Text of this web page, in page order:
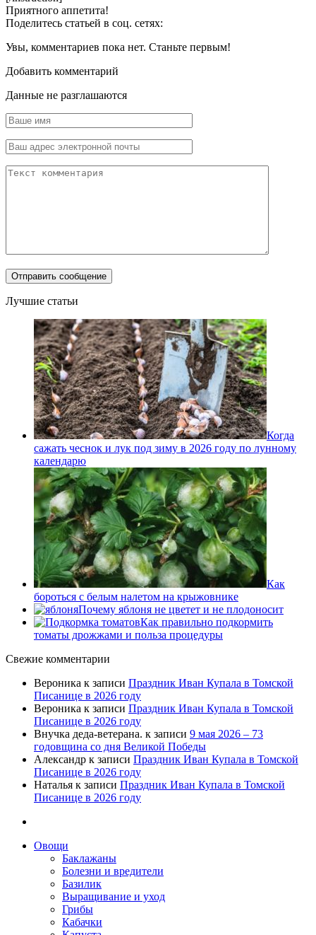
Приятного аппетита!
Поделитесь статьей в соц. сетях:
Увы, комментариев пока нет. Станьте первым!
Добавить комментарий
Данные не разглашаются
Лучшие статьи
Когда
сажать чеснок и лук под зиму в 2026 году по лунному
календарю
Как
бороться с белым налетом на крыжовнике
Почему яблоня не цветет и не плодоносит
Как правильно подкормить
томаты дрожжами и польза процедуры
Свежие комментарии
Вероника к записи Праздник Иван Купала в Томской
Писанице в 2026 году
Вероника к записи Праздник Иван Купала в Томской
Писанице в 2026 году
Внучка деда-ветерана. к записи 9 мая 2026 – 73
годовщина со дня Великой Победы
Александр к записи Праздник Иван Купала в Томской
Писанице в 2026 году
Наталья к записи Праздник Иван Купала в Томской
Писанице в 2026 году
Овощи
Баклажаны
Болезни и вредители
Базилик
Выращивание и уход
Грибы
Кабачки